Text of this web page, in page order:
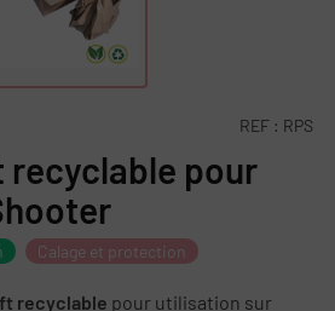
REF : RPS
pour
Calage et protection
recyclable pour utilisation sur